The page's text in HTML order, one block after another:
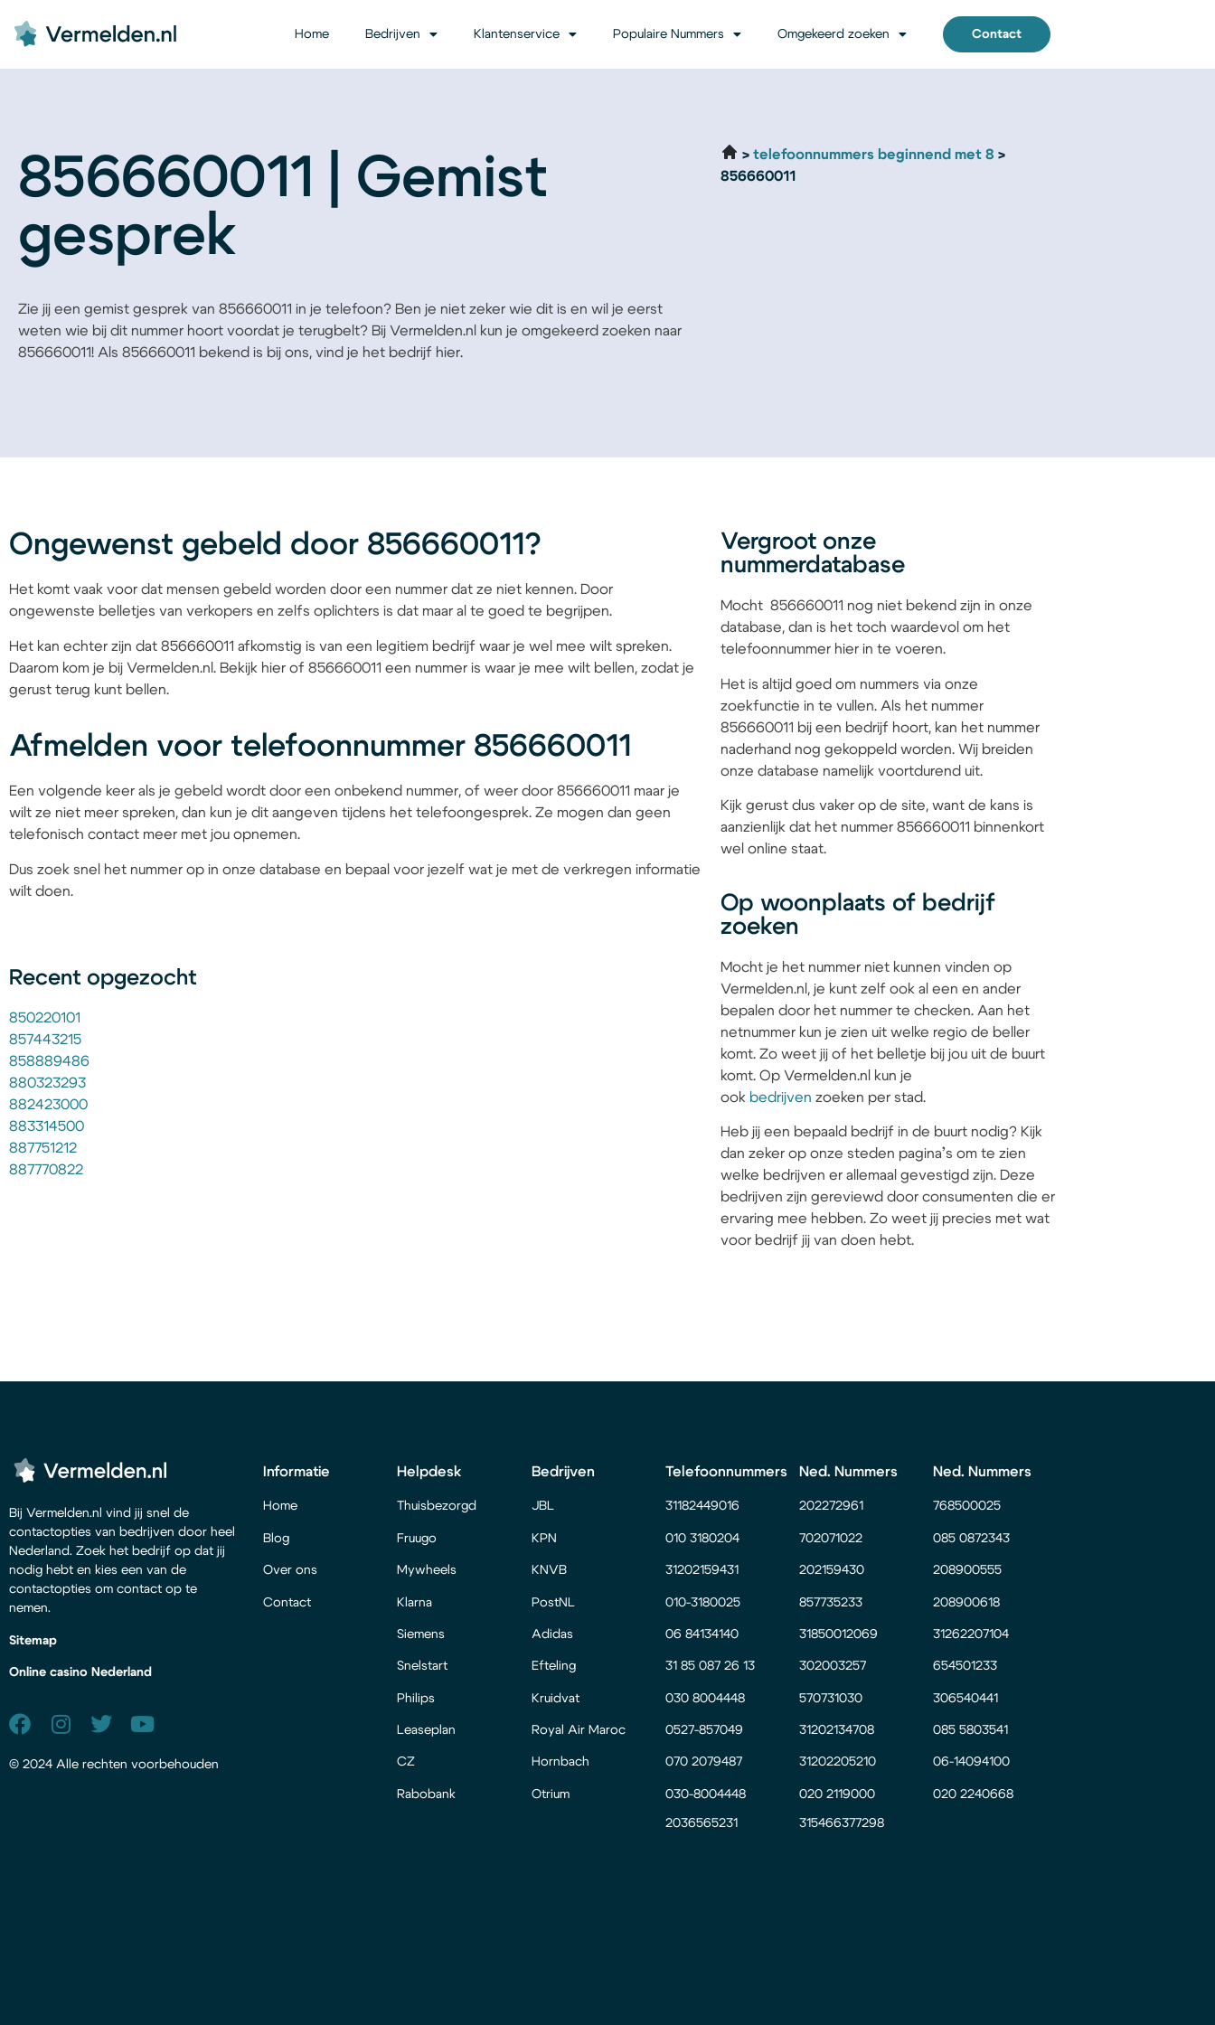
Home Bedrijven Klantenservice Populaire Nummers Omgekeerd zoeken Contact
856660011 | Gemist
gesprek
Zie jij een gemist gesprek van 856660011 in je telefoon? Ben je niet zeker wie dit is en wil je eerst
weten wie bij dit nummer hoort voordat je terugbelt? Bij Vermelden.nl kun je omgekeerd zoeken naar
856660011! Als 856660011 bekend is bij ons, vind je het bedrijf hier.
telefoonnummers beginnend met 8
856660011
Ongewenst gebeld door 856660011?
Het komt vaak voor dat mensen gebeld worden door een nummer dat ze niet kennen. Door
ongewenste belletjes van verkopers en zelfs oplichters is dat maar al te goed te begrijpen.
Het kan echter zijn dat 856660011 afkomstig is van een legitiem bedrijf waar je wel mee wilt spreken.
Daarom kom je bij Vermelden.nl. Bekijk hier of 856660011 een nummer is waar je mee wilt bellen, zodat je
gerust terug kunt bellen.
Afmelden voor telefoonnummer 856660011
Een volgende keer als je gebeld wordt door een onbekend nummer, of weer door 856660011 maar je
wilt ze niet meer spreken, dan kun je dit aangeven tijdens het telefoongesprek. Ze mogen dan geen
telefonisch contact meer met jou opnemen.
Dus zoek snel het nummer op in onze database en bepaal voor jezelf wat je met de verkregen informatie
wilt doen.
Recent opgezocht
850220101
857443215
858889486
880323293
882423000
883314500
887751212
887770822
Vergroot onze
nummerdatabase
Mocht 856660011 nog niet bekend zijn in onze
database, dan is het toch waardevol om het
telefoonnummer hier in te voeren.
Het is altijd goed om nummers via onze
zoekfunctie in te vullen. Als het nummer
856660011 bij een bedrijf hoort, kan het nummer
naderhand nog gekoppeld worden. Wij breiden
onze database namelijk voortdurend uit.
Kijk gerust dus vaker op de site, want de kans is
aanzienlijk dat het nummer 856660011 binnenkort
wel online staat.
Op woonplaats of bedrijf
zoeken
Mocht je het nummer niet kunnen vinden op
Vermelden.nl, je kunt zelf ook al een en ander
bepalen door het nummer te checken. Aan het
netnummer kun je zien uit welke regio de beller
komt. Zo weet jij of het belletje bij jou uit de buurt
komt. Op Vermelden.nl kun je
ook bedrijven zoeken per stad.
Heb jij een bepaald bedrijf in de buurt nodig? Kijk
dan zeker op onze steden pagina’s om te zien
welke bedrijven er allemaal gevestigd zijn. Deze
bedrijven zijn gereviewd door consumenten die er
ervaring mee hebben. Zo weet jij precies met wat
voor bedrijf jij van doen hebt.
Bij Vermelden.nl vind jij snel de
contactopties van bedrijven door heel
Nederland. Zoek het bedrijf op dat jij
nodig hebt en kies een van de
contactopties om contact op te
nemen.
Sitemap
Online casino Nederland
© 2024 Alle rechten voorbehouden
Informatie
Home
Blog
Over ons
Contact
Helpdesk
Thuisbezorgd
Fruugo
Mywheels
Klarna
Siemens
Snelstart
Philips
Leaseplan
CZ
Rabobank
Bedrijven
JBL
KPN
KNVB
PostNL
Adidas
Efteling
Kruidvat
Royal Air Maroc
Hornbach
Otrium
Telefoonnummers
31182449016
010 3180204
31202159431
010-3180025
06 84134140
31 85 087 26 13
030 8004448
0527-857049
070 2079487
030-8004448
2036565231
Ned. Nummers
202272961
702071022
202159430
857735233
31850012069
302003257
570731030
31202134708
31202205210
020 2119000
315466377298
Ned. Nummers
768500025
085 0872343
208900555
208900618
31262207104
654501233
306540441
085 5803541
06-14094100
020 2240668